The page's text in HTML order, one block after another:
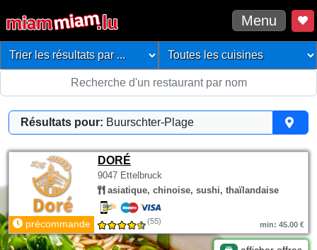
Menu
Résultats pour: Buurschter-Plage
DORÉ
9047 Ettelbruck
asiatique, chinoise, sushi, thaïlandaise
précommande (55) min: 45.00 €